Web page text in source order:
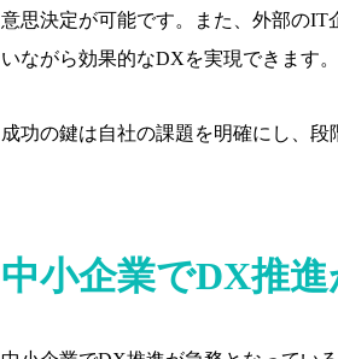
意思決定が可能です。また、外部の
いながら効果的なDXを実現できます。
成功の鍵は自社の課題を明確にし、段
中小企業でDX推